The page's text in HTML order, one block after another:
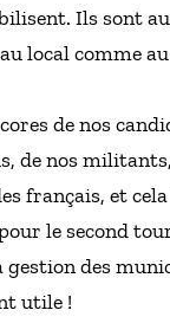
Ils sont
local comme
de nos
de nos
français, et
le second
des
utile !